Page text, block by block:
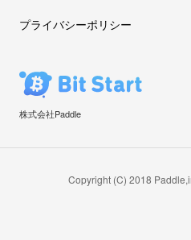
プライバシーポリシー
株式会社Paddle
Copyright (C) 2018